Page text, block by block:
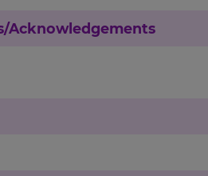
Acknowledgements